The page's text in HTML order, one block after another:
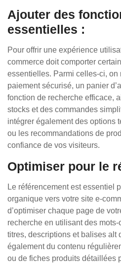
Ajouter des
essentielles :
Pour offrir une expérience
commerce doit comporter
essentielles. Parmi celles-ci, on
paiement sécurisé, un panier
fonction de recherche efficace,
stocks et des commandes
intégrer également des options
ou les recommandations de
confiance de vos visiteurs.
Optimiser pour le
Le référencement est essentiel
organique vers votre site e-
d’optimiser chaque page de
recherche en utilisant des
titres, descriptions et balises alt
également du contenu
ou de fiches produits détaillées